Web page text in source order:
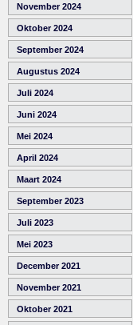
November 2024
Oktober 2024
September 2024
Augustus 2024
Juli 2024
Juni 2024
Mei 2024
April 2024
Maart 2024
September 2023
Juli 2023
Mei 2023
December 2021
November 2021
Oktober 2021